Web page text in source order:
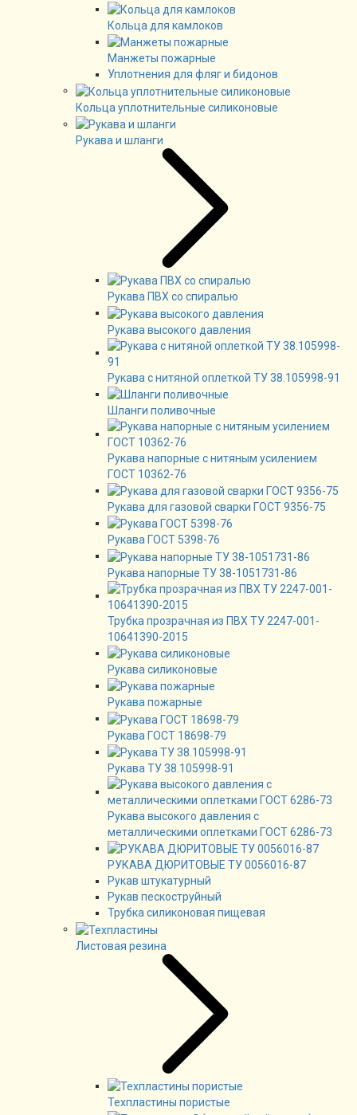
Кольца для камлоков
Манжеты пожарные
Уплотнения для фляг и бидонов
Кольца уплотнительные силиконовые
Рукава и шланги
Рукава ПВХ со спиралью
Рукава высокого давления
Рукава с нитяной оплеткой ТУ 38.105998-91
Шланги поливочные
Рукава напорные с нитяным усилением
ГОСТ 10362-76
Рукава для газовой сварки ГОСТ 9356-75
Рукава ГОСТ 5398-76
Рукава напорные ТУ 38-1051731-86
Трубка прозрачная из ПВХ ТУ 2247-001-
10641390-2015
Рукава силиконовые
Рукава пожарные
Рукава ГОСТ 18698-79
Рукава ТУ 38.105998-91
Рукава высокого давления с
металлическими оплетками ГОСТ 6286-73
РУКАВА ДЮРИТОВЫЕ ТУ 0056016-87
Рукав штукатурный
Рукав пескоструйный
Трубка силиконовая пищевая
Листовая резина
Техпластины пористые